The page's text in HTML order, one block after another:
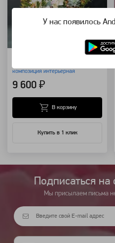
композиция интерьерная
9 600 ₽
Купить в 1 клик
В корзину
Подписаться на
Мы присылаем письма
У нас появилось